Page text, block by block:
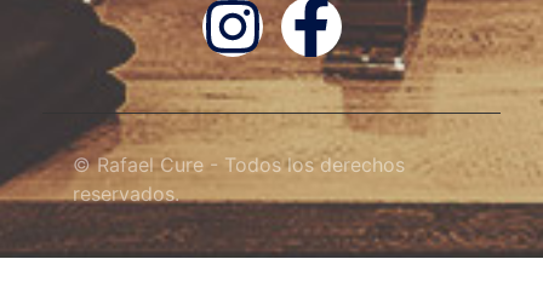
© Rafael Cure - Todos los derechos
reservados.